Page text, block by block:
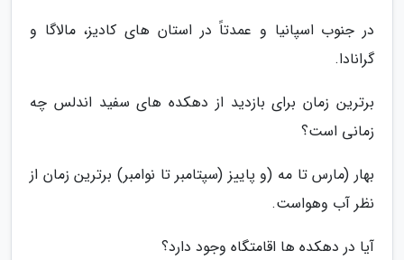
در جنوب اسپانیا و عمدتاً در استان های کادیز، مالاگا و
گرانادا.
برترین زمان برای بازدید از دهکده های سفید اندلس چه
زمانی است؟
بهار (مارس تا مه (و پاییز (سپتامبر تا نوامبر) برترین زمان از
نظر آب وهواست.
آیا در دهکده ها اقامتگاه وجود دارد؟